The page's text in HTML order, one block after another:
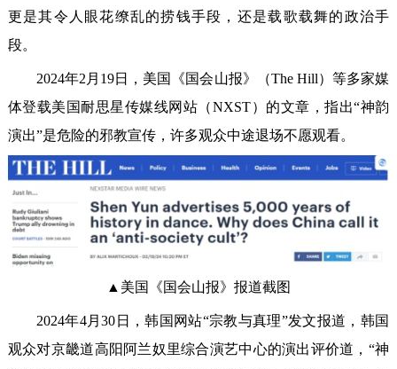
更是其令人眼花缭乱的捞钱手段，还是载歌载舞的政治手
段。
2024年2月19日，美国《国会山报》（The Hill）等多家媒
体登载美国耐思星传媒线网站（NXST）的文章，指出“神韵
演出”是危险的邪教宣传，许多观众中途退场不愿观看。
▲美国《国会山报》报道截图
2024年4月30日，韩国网站“宗教与真理”发文报道，韩国
观众对京畿道高阳阿兰奴里综合演艺中心的演出评价道，“神